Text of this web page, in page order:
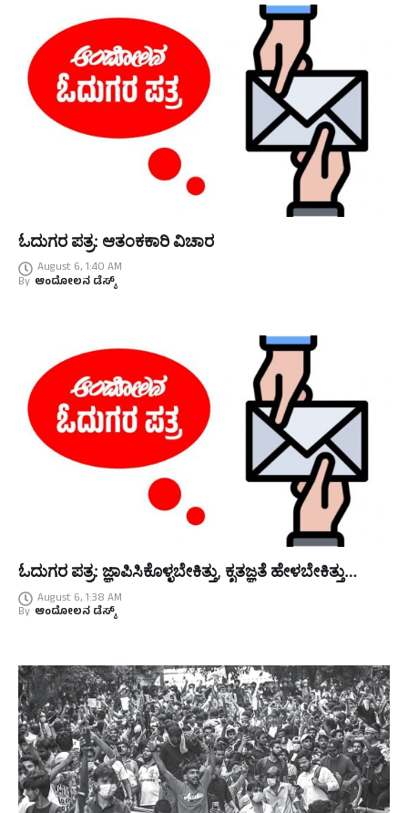
ಓದುಗರ ಪತ್ರ: ಆತಂಕಕಾರಿ ವಿಚಾರ
August 6, 1:40 AM
By ಆಂದೋಲನ ಡೆಸ್ಕ್
ಓದುಗರ ಪತ್ರ: ಜ್ಞಾಪಿಸಿಕೊಳ್ಳಬೇಕಿತ್ತು, ಕೃತಜ್ಞತೆ ಹೇಳಬೇಕಿತ್ತು…
August 6, 1:38 AM
By ಆಂದೋಲನ ಡೆಸ್ಕ್